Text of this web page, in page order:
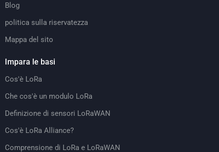
Blog
politica sulla riservatezza
Mappa del sito
Impara le basi
Cos'è LoRa
Che cos'è un modulo LoRa
Definizione di sensori LoRaWAN
Cos'è LoRa Alliance?
Comprensione di LoRa e LoRaWAN